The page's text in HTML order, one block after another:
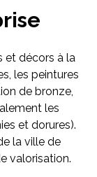
et décors à la
les peintures
de bronze,
les
et dorures).
la ville de
valorisation.